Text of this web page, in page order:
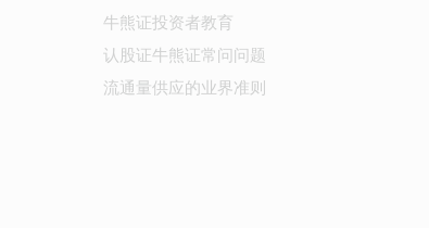
牛熊证投资者教育
认股证牛熊证常问问题
流通量供应的业界准则